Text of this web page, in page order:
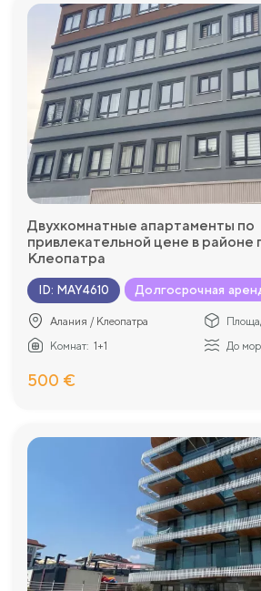
Двухкомнатные апартаменты по
привлекательной цене в районе
Клеопатра
ID: MAY4610 Долгосрочная
Алания / Клеопатра
Комнат: 1+1 До
500 €